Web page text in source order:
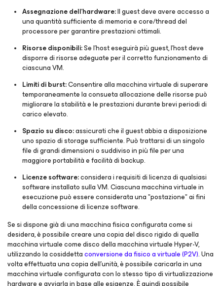
Assegnazione dell'hardware:Il guest deve avere accesso a
una quantità sufficiente di memoria e core/thread del
processore per garantire prestazioni ottimali.
Risorse disponibili:Se l'host eseguirà più guest, l'host deve
disporre di risorse adeguate per il corretto funzionamento di
ciascuna VM.
Limiti di burst:Consentire alla macchina virtuale di superare
temporaneamente la consueta allocazione delle risorse può
migliorare la stabilità e le prestazioni durante brevi periodi di
carico elevato.
Spazio su disco:assicurati che il guest abbia a disposizione
uno spazio di storage sufficiente. Può trattarsi di un singolo
file di grandi dimensioni o suddiviso in più file per una
maggiore portabilità e facilità di backup.
Licenze software:considera i requisiti di licenza di qualsiasi
software installato sulla VM. Ciascuna macchina virtuale in
esecuzione può essere considerata una "postazione" ai fini
della concessione di licenze software.
Se si dispone già di una macchina fisica configurata come si
desidera, è possibile creare una copia del disco rigido di quella
macchina virtuale come disco della macchina virtuale Hyper-V,
utilizzando la cosiddettaconversione da fisico a virtuale (P2V). Una
volta effettuata una copia dell'unità, è possibile caricarla in una
macchina virtuale configurata con lo stesso tipo di virtualizzazione